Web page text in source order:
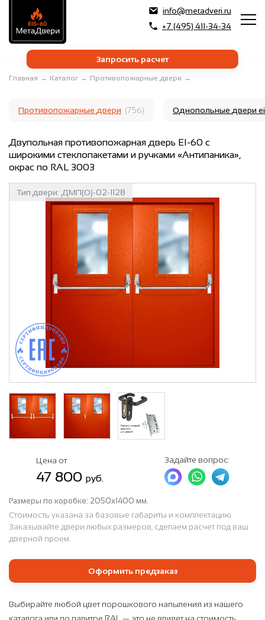
info@metadveri.ru
+7 (495) 411-34-34
Запросить расчет
Главная → Каталог → Противопожарные двери →
Противопожарные двери (756) Однопольные двери
Двупольная противопожарная дверь EI-60 с
широкими стеклопакетами и ручками «Антипаника»,
окрас по RAL 3003
Тип двери: ДМП(О)-02-1128
Цена от
47 800 руб.
Задайте вопрос:
Размеры по коробке: 2050х1400 мм.
Стоимость указана за базовые габариты и комплектацию.
Заказывайте двери любых размеров, сделаем расчет под ваш
дверной проем.
Оформить предзаказ
Выбирайте любой цвет порошкового напыления из нашего